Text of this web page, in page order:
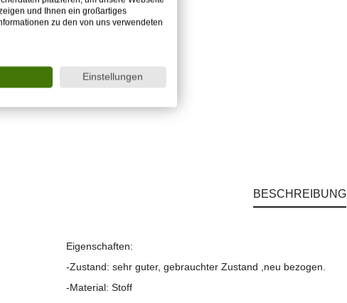
BESCHREIBUNG
Eigenschaften:
-Zustand: sehr guter, gebrauchter Zustand ,neu bezogen.
-Material: Stoff
und Ihnen ein großartiges
zu den von uns verwendeten
Einstellungen